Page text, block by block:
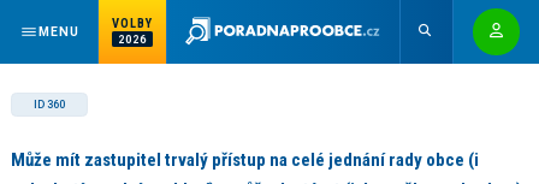
MENU
VOLBY
2026
ID 360
Může mít zastupitel trvalý přístup na celé jednání rady obce (i